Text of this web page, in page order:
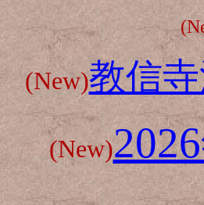
(New)教信
(New)